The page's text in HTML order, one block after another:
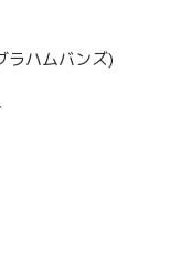
ラハムバンズ)